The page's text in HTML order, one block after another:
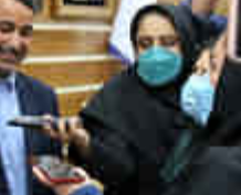
*جهان
بین الملل